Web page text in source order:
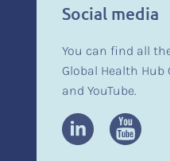
Social media
You can find all
Global Health Hub
and YouTube.